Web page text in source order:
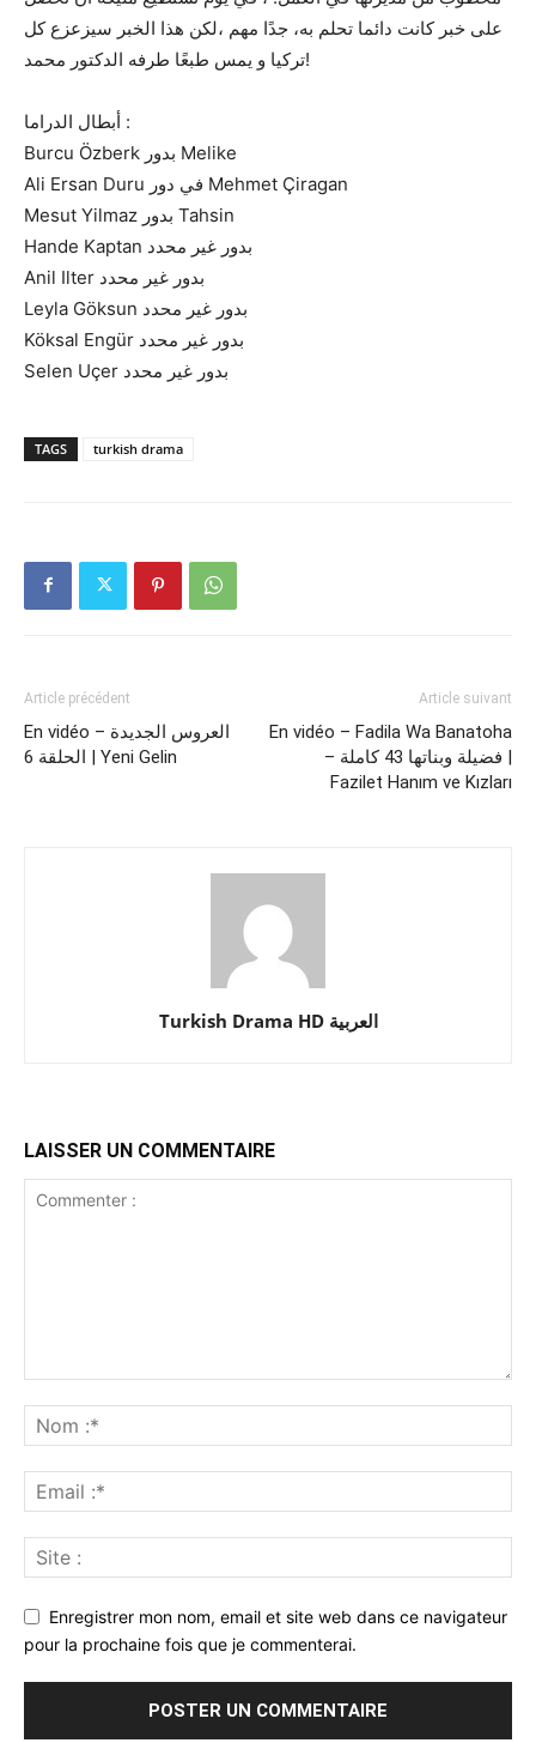
على خبر كانت دائما تحلم به، جدًا مهم ،لكن هذا الخبر سيزعزع كل
تركيا و يمس طبعًا طرفه الدكتور محمد!
أبطال الدراما :
Burcu Özberk بدور Melike
Ali Ersan Duru في دور Mehmet Çiragan
Mesut Yilmaz بدور Tahsin
Hande Kaptan بدور غير محدد
Anil Ilter بدور غير محدد
Leyla Göksun بدور غير محدد
Köksal Engür بدور غير محدد
Selen Uçer بدور غير محدد
TAGS turkish drama
Article précédent
En vidéo – العروس الجديدة
الحلقة 6 | Yeni Gelin
Article suivant
En vidéo – Fadila Wa Banatoha
– فضيلة وبناتها 43 كاملة |
Fazilet Hanım ve Kızları
Turkish Drama HD العربية
LAISSER UN COMMENTAIRE
Enregistrer mon nom, email et site web dans ce navigateur
pour la prochaine fois que je commenterai.